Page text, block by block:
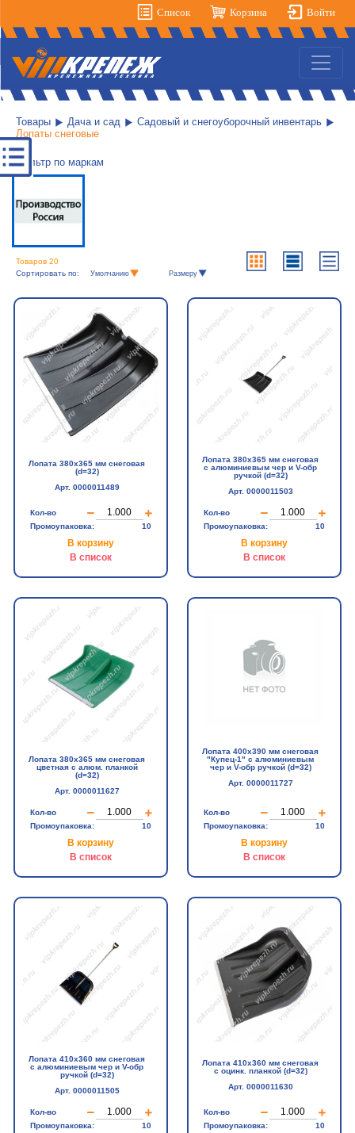
Список Корзина Войти
Товары Дача и сад
Садовый и снегоуборочный инвентарь
Лопаты снеговые
Фильтр по маркам
Товаров 20
Сортировать по:
Умолчанию Размеру
Лопата 380х365 мм снеговая
(d=32)
Арт. 0000011489
Кол-во
Промоупаковка:
10
В корзину
В список
Лопата 380х365 мм снеговая
с алюминиевым чер и V-обр
ручкой (d=32)
Арт. 0000011503
Кол-во
Промоупаковка:
10
В корзину
В список
Лопата 380х365 мм снеговая
цветная с алюм. планкой
(d=32)
Арт. 0000011627
Кол-во
Промоупаковка:
10
В корзину
В список
Лопата 400х390 мм снеговая
"Купец-1" с алюминиевым
чер и V-обр ручкой (d=32)
Арт. 0000011727
Кол-во
Промоупаковка:
10
В корзину
В список
Лопата 410х360 мм снеговая
с алюминиевым чер и V-обр
ручкой (d=32)
Арт. 0000011505
Кол-во
Промоупаковка:
10
Лопата 410х360 мм снеговая
с оцинк. планкой (d=32)
Арт. 0000011630
Кол-во
Промоупаковка:
10